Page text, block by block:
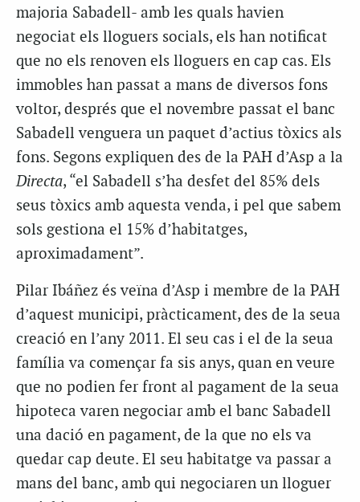
majoria Sabadell- amb les quals havien
negociat els lloguers socials, els han notificat
que no els renoven els lloguers en cap cas. Els
immobles han passat a mans de diversos fons
voltor, després que el novembre passat el banc
Sabadell venguera un paquet d’actius tòxics als
fons. Segons expliquen des de la PAH d’Asp a la
Directa, “el Sabadell s’ha desfet del 85% dels
seus tòxics amb aquesta venda, i pel que sabem
sols gestiona el 15% d’habitatges,
aproximadament”.
Pilar Ibáñez és veïna d’Asp i membre de la PAH
d’aquest municipi, pràcticament, des de la seua
creació en l’any 2011. El seu cas i el de la seua
família va començar fa sis anys, quan en veure
que no podien fer front al pagament de la seua
hipoteca varen negociar amb el banc Sabadell
una dació en pagament, de la que no els va
quedar cap deute. El seu habitatge va passar a
mans del banc, amb qui negociaren un lloguer